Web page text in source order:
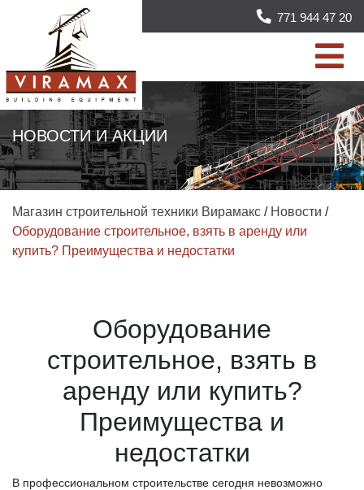
771 944 47 20
НОВОСТИ И АКЦИИ
Магазин строительной техники Вирамакс / Новости /
Оборудование строительное, взять в аренду или
купить? Преимущества и недостатки
Оборудование
строительное, взять в
аренду или купить?
Преимущества и
недостатки
В профессиональном строительстве сегодня невозможно